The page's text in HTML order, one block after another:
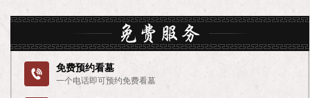
 免费预约看墓
一个电话即可预约免费看墓